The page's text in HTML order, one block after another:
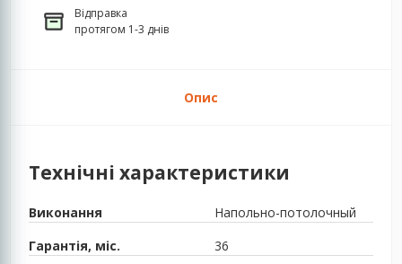
Відправка
протягом 1-3 днів
Опис
Технічні характеристики
Виконання
Напольно-потолочный
Гарантія, міс.
36